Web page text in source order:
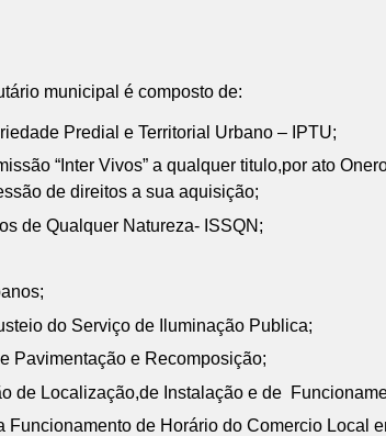
municipal é composto de:
Predial e Territorial Urbano – IPTU;
“Inter Vivos” a qualquer titulo,por ato
de direitos a sua aquisição;
de Qualquer Natureza- ISSQN;
do Serviço de Iluminação Publica;
Pavimentação e Recomposição;
de Localização,de Instalação e de
Funcionamento de Horário do Comercio Local